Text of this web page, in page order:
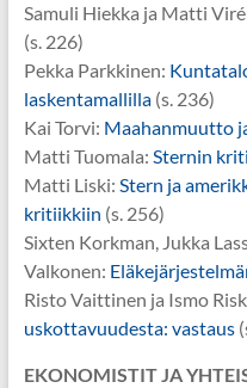
Samuli Hiekka ja Matti
(s. 226)
Pekka Parkkinen:
laskentamallilla(s. 236)
Kai Torvi: Maahanmuutto
Matti Tuomala: Sternin
Matti Liski: Stern ja
kritiikkiin (s. 256)
Sixten Korkman, Jukka
Valkonen:
Risto Vaittinen ja Ismo
uskottavuudesta: vastaus
EKONOMISTIT JA